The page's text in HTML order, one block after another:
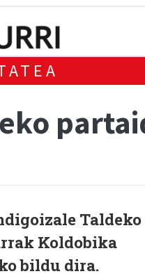
Taldeko
Koldobika
bildu dira.